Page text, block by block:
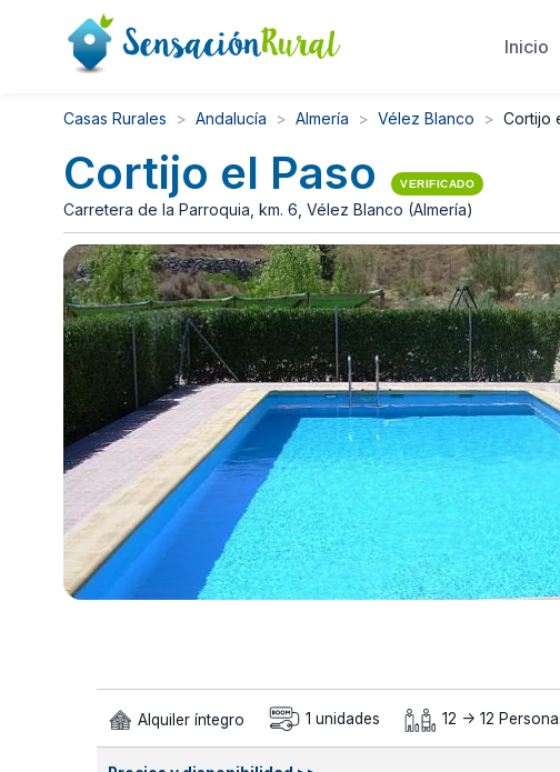
Inicio
Casas Rurales Andalucía Almería Vélez Blanco Cortijo
Cortijo el Paso VERIFICADO
Carretera de la Parroquia, km. 6, Vélez Blanco (Almería)
Alquiler íntegro 1 unidades 12 -> 12